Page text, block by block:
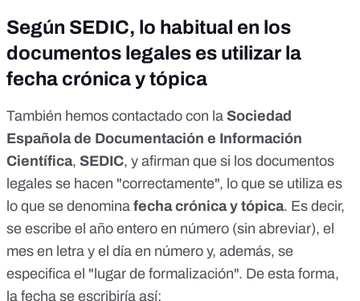
Según SEDIC, lo habitual en los
documentos legales es utilizar la
fecha crónica y tópica
También hemos contactado con la Sociedad
Española de Documentación e Información
Científica, SEDIC, y afirman que si los documentos
legales se hacen "correctamente", lo que se utiliza es
lo que se denomina fecha crónica y tópica. Es decir,
se escribe el año entero en número (sin abreviar), el
mes en letra y el día en número y, además, se
especifica el "lugar de formalización". De esta forma,
la fecha se escribiría así: